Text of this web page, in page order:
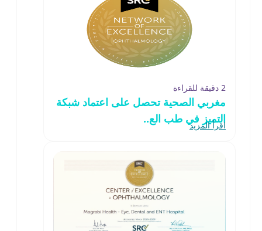
2 دقيقة للقراءة
مغربي الصحية تحصل على اعتماد شبكة
التميز في طب الع..
اقرأ المزيد